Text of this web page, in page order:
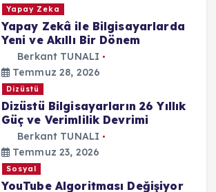
Yapay Zeka
Yapay Zekâ ile Bilgisayarlarda
Yeni ve Akıllı Bir Dönem
Berkant TUNALI
Temmuz 28, 2026
Dizüstü
Dizüstü Bilgisayarların 26 Yıllık
Güç ve Verimlilik Devrimi
Berkant TUNALI
Temmuz 23, 2026
Sosyal
YouTube Algoritması Değişiyor